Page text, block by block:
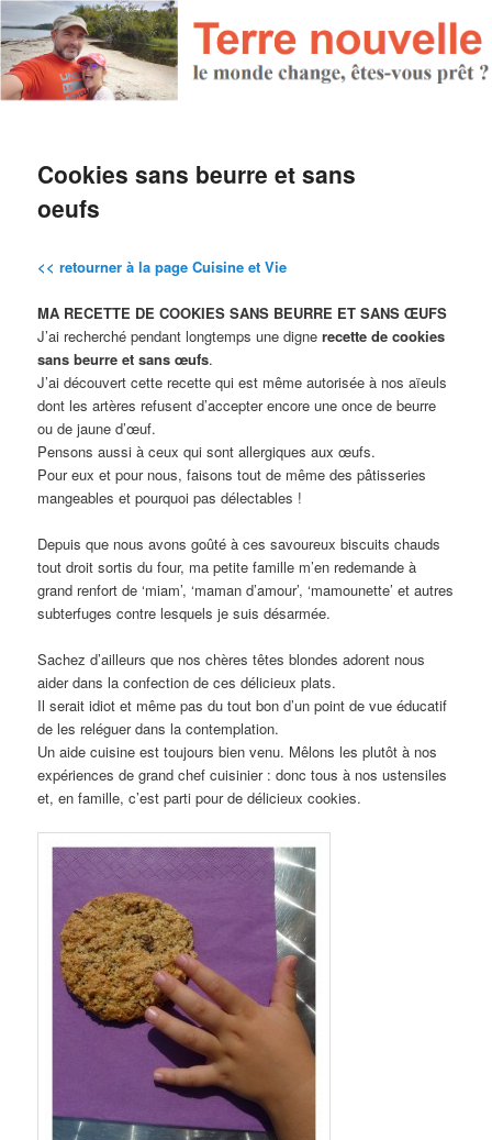
Cookies sans beurre et sans
oeufs
<< retourner à la page Cuisine et Vie
MA RECETTE DE COOKIES SANS BEURRE ET SANS ŒUFS
J’ai recherché pendant longtemps une dignerecette de cookies
sans beurre et sans œufs.
J’ai découvert cette recette qui est même autorisée à nos aïeuls
dont les artères refusent d’accepter encore une once de beurre
ou de jaune d’œuf.
Pensons aussi à ceux qui sont allergiques aux œufs.
Pour eux et pour nous, faisons tout de même des pâtisseries
mangeables et pourquoi pas délectables !
Depuis que nous avons goûté à ces savoureux biscuits chauds
tout droit sortis du four, ma petite famille m’en redemande à
grand renfort de ‘miam’, ‘maman d’amour’, ‘mamounette’ et autres
subterfuges contre lesquels je suis désarmée.
Sachez d’ailleurs que nos chères têtes blondes adorent nous
aider dans la confection de ces délicieux plats.
Il serait idiot et même pas du tout bon d’un point de vue éducatif
de les reléguer dans la contemplation.
Un aide cuisine est toujours bien venu. Mêlons les plutôt à nos
expériences de grand chef cuisinier : donc tous à nos ustensiles
et, en famille, c’est parti pour de délicieux cookies.